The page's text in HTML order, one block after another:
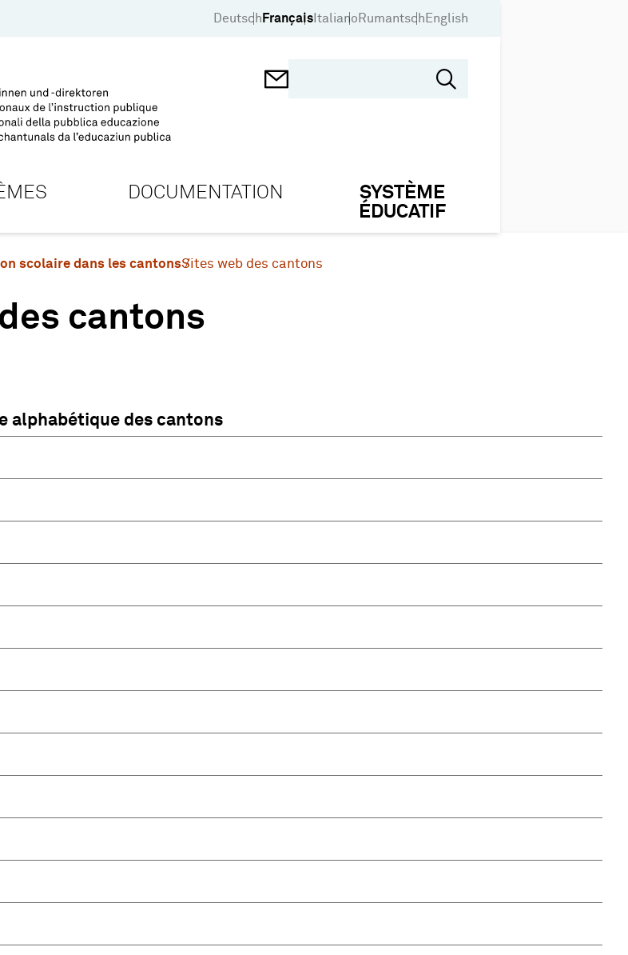
Deutsch Français Italiano Rumantsch English
DOCUMENTATION
SYSTÈME
ÉDUCATIF
scolaire dans les cantonsSites web des cantons
cantons
alphabétique des cantons